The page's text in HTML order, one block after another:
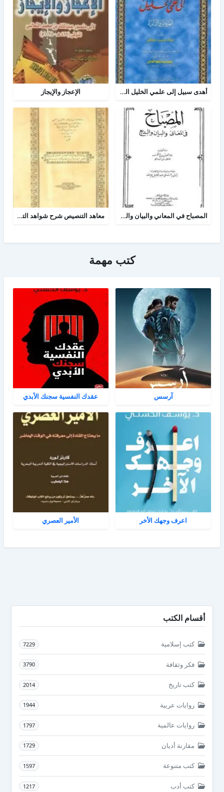
أهدى سبيل إلى علمي الخليل العروض والقافية الإعجاز والإيجاز
المصباح في المعاني والبيان والبديع معاهد التنصيص شرح شواهد التلخيص وبهامشه بدائع البدائه
كتب مهمة
آرسس عقدك النفسية سجنك الأبدي
اعرف وجهك الأخر الأمير العصري
أقسام الكتب
كتب إسلامية 7229
فكر وثقافة 3790
كتب تاريخ 2014
روايات عربية 1944
روايات عالمية 1797
مقارنة أديان 1729
كتب متنوعة 1597
كتب أدب 1217